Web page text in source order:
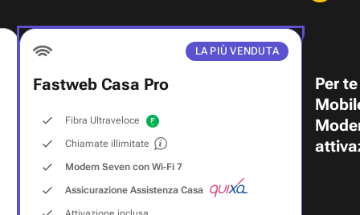
LA PIÙ VENDUTA
Fastweb Casa Pro
Fibra Ultraveloce
Chiamate illimitate
Modem Seven con Wi‑Fi 7
Assicurazione Assistenza Casa
Per